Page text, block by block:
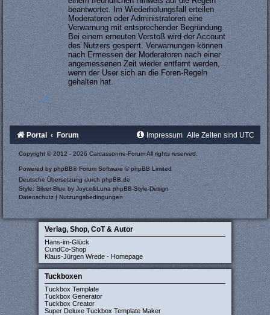
beantwortet. Im Wiederholungsfall erteilen
Moderatoren oder Administratoren eine
Verwarnung mit entsprechender Begründung.
Bei einem erneuten Verstoß wird der Account
des Nutzers gesperrt. Verwarnungen können
nach Ermessen der Moderatoren nach einer
angemessenen Zeit wieder entfernt werden,
wenn der User sich an die Foren-Regeln
gehalten hat.
#
Portal Forum Alle Zeiten sind UTC
Impressum
Copyright © 2012 - 2026 Carcassonne-Forum All rights reserved.
Powered byphpBB® Forum Software © phpBB Limited
Deutsche Übersetzung durchphpBB.de
Style: Silver-Blue by Joyce&Luna phpBB-Style-Design
Datenschutz |Nutzungsbedingungen
Verlag, Shop, CoT & Autor
Hans-im-Glück
CundCo-Shop
Klaus-Jürgen Wrede - Homepage
Tuckboxen
Tuckbox Template
Tuckbox Generator
Tuckbox Creator
Super Deluxe Tuckbox Template Maker